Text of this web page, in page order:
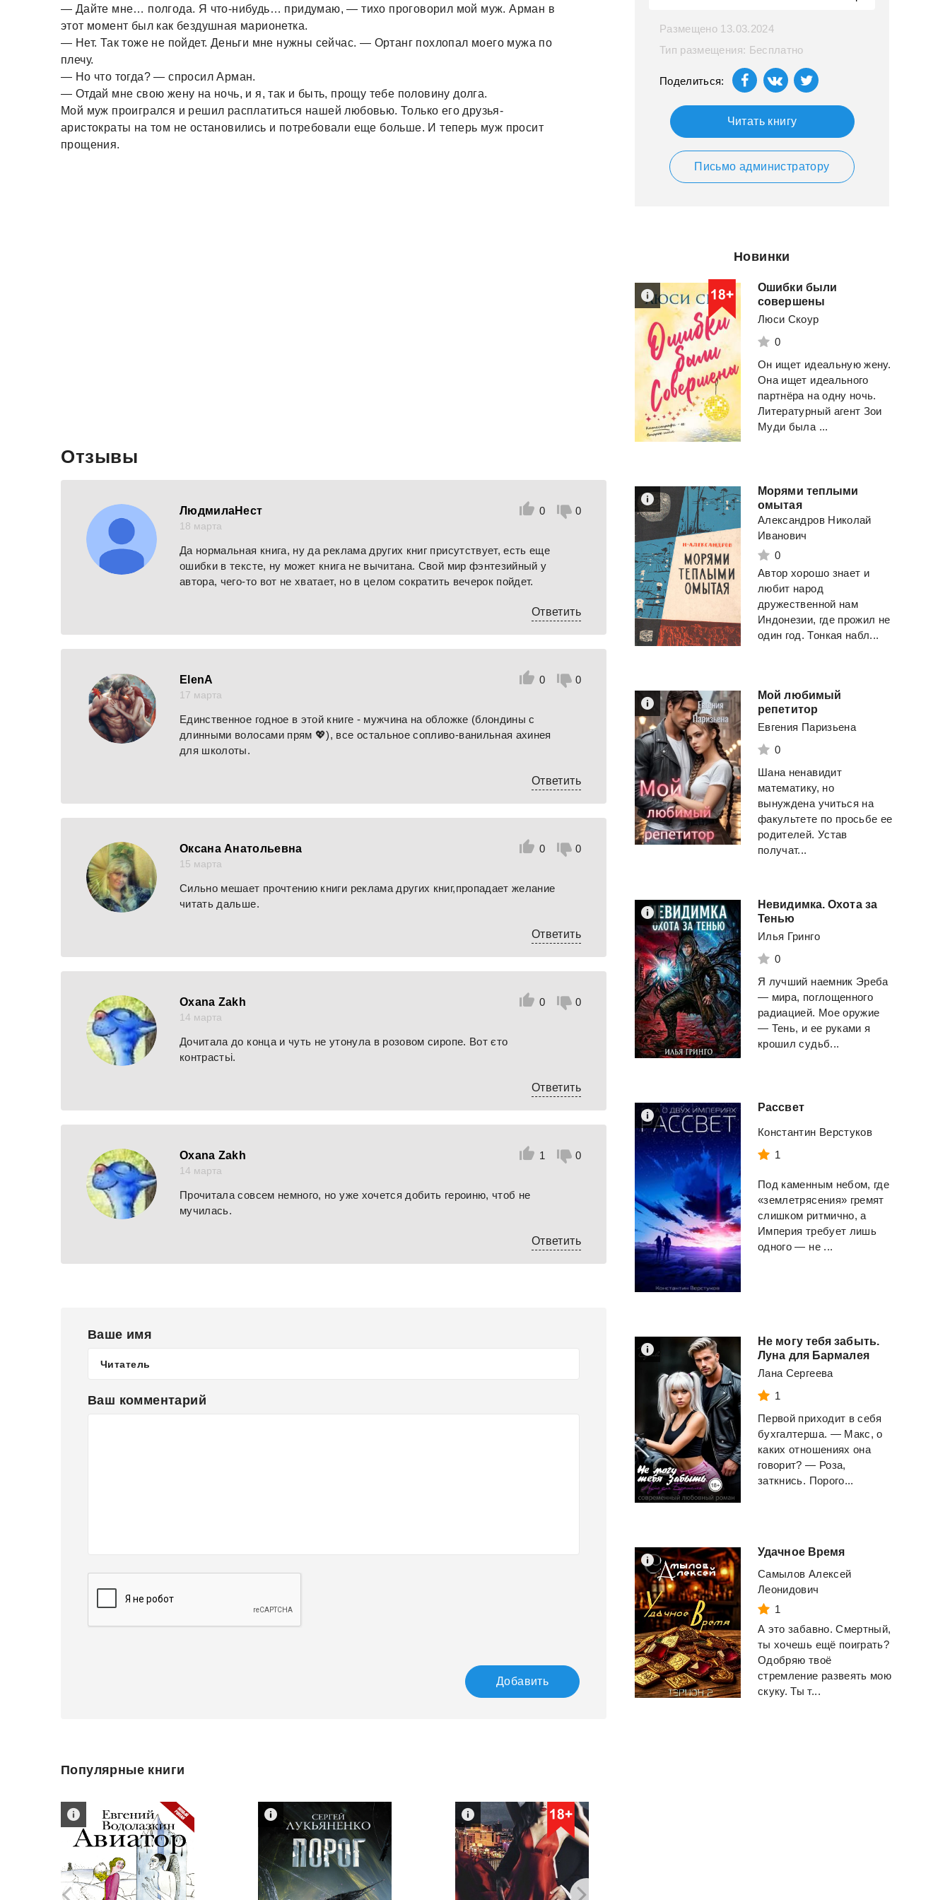
— Дайте мне… полгода. Я что-нибудь… придумаю, — тихо проговорил мой муж. Арман в
этот момент был как бездушная марионетка.
— Нет. Так тоже не пойдет. Деньги мне нужны сейчас. — Ортанг похлопал моего мужа по
плечу.
— Но что тогда? — спросил Арман.
— Отдай мне свою жену на ночь, и я, так и быть, прощу тебе половину долга.
Мой муж проигрался и решил расплатиться нашей любовью. Только его друзья-
аристократы на том не остановились и потребовали еще больше. И теперь муж просит
прощения.
Отзывы
ЛюдмилаНест
18 марта
0 0
Да нормальная книга, ну да реклама других книг присутствует, есть еще
ошибки в тексте, ну может книга не вычитана. Свой мир фэнтезийный у
автора, чего-то вот не хватает, но в целом сократить вечерок пойдет.
Ответить
ElenА
17 марта
0 0
Единственное годное в этой книге - мужчина на обложке (блондины с
длинными волосами прям 💖), все остальное сопливо-ванильная ахинея
для школоты.
Ответить
Оксана Анатольевна
15 марта
0 0
Сильно мешает прочтению книги реклама других книг,пропадает желание
читать дальше.
Ответить
Оxana Zakh
14 марта
0 0
Дочитала до конца и чуть не утонула в розовом сиропе. Вот єто
контрастьі.
Ответить
Оxana Zakh
14 марта
1 0
Прочитала совсем немного, но уже хочется добить героиню, чтоб не
мучилась.
Ответить
Ваше имя
Ваш комментарий
Добавить
Популярные книги
Размещено 13.03.2024
Тип размещения: Бесплатно
Поделиться:
Читать книгу
Письмо администратору
Новинки
Ошибки были
совершены
Люси Скоур
0
Он ищет идеальную жену.
Она ищет идеального
партнёра на одну ночь.
Литературный агент Зои
Муди была ...
Морями теплыми
омытая
Александров Николай
Иванович
0
Автор хорошо знает и
любит народ
дружественной нам
Индонезии, где прожил не
один год. Тонкая набл...
Мой любимый
репетитор
Евгения Паризьена
0
Шана ненавидит
математику, но
вынуждена учиться на
факультете по просьбе ее
родителей. Устав
получат...
Невидимка. Охота за
Тенью
Илья Гринго
0
Я лучший наемник Эреба
— мира, поглощенного
радиацией. Мое оружие
— Тень, и ее руками я
крошил судьб...
Рассвет
Константин Верстуков
1
Под каменным небом, где
«землетрясения» гремят
слишком ритмично, а
Империя требует лишь
одного — не ...
Не могу тебя забыть.
Луна для Бармалея
Лана Сергеева
1
Первой приходит в себя
бухгалтерша. — Макс, о
каких отношениях она
говорит? — Роза,
заткнись. Порого...
Удачное Время
Самылов Алексей
Леонидович
1
А это забавно. Смертный,
ты хочешь ещё поиграть?
Одобряю твоё
стремление развеять мою
скуку. Ты т...